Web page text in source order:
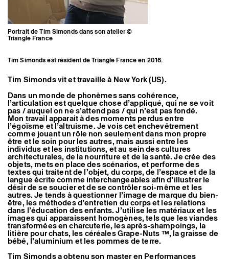
Artistes associé·es
Hors-les-murs
Ancien·nes résident·es et artistes associé·es
Portrait de Tim Simonds dans son atelier ©
Triangle France
Tim Simonds est résident de Triangle France en 2016.
Tim Simonds vit et travaille à New York (US).
Dans un monde de phonèmes sans cohérence,
l’articulation est quelque chose d’appliqué, qui ne se voit
pas / auquel on ne s’attend pas / qui n’est pas fondé.
Mon travail apparait à des moments perdus entre
l’égoïsme et l’altruisme. Je vois cet enchevêtrement
comme jouant un rôle non seulement dans mon propre
être et le soin pour les autres, mais aussi entre les
individus et les institutions, et au sein des cultures
architecturales, de la nourriture et de la santé. Je crée des
objets, mets en place des scénarios, et performe des
textes qui traitent de l’objet, du corps, de l’espace et de la
langue écrite comme interchangeables afin d’illustrer le
désir de se soucier et de se contrôler soi-même et les
autres. Je tends à questionner l’image de marque du bien-
être, les méthodes d’entretien du corps et les relations
dans l’éducation des enfants. J’utilise les matériaux et les
images qui apparaissent homogènes, tels que les viandes
transformées en charcuterie, les après-shampoings, la
litière pour chats, les céréales Grape-Nuts ™, la graisse de
bébé, l’aluminium et les pommes de terre.
Tim Simonds a obtenu son master en Performances